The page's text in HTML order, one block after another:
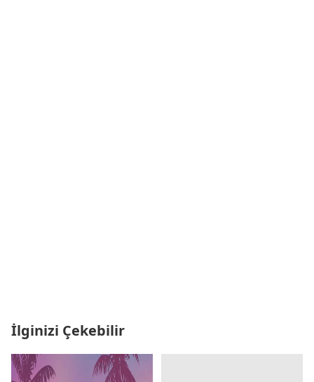
İlginizi Çekebilir